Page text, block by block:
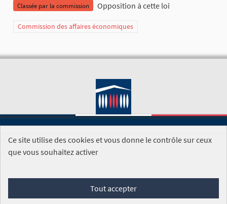
Classée par la commission Opposition à cette loi
Commission des affaires économiques
SITE DE L'ASSEMBLÉE NATIONALE
Foire aux questions
Conditions générales d'utilisation (CGU)
Ce site utilise des cookies et vous donne le contrôle sur ceux
que vous souhaitez activer
Tout accepter